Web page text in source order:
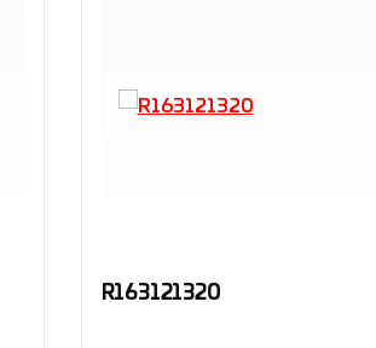
R163121320